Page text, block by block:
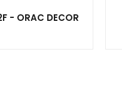
- ORAC DECOR